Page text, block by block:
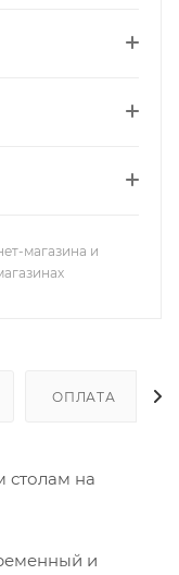
магазина и
ОПЛАТА
столам на
и